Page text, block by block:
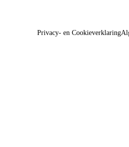
Privacy- en Cookieverklaring